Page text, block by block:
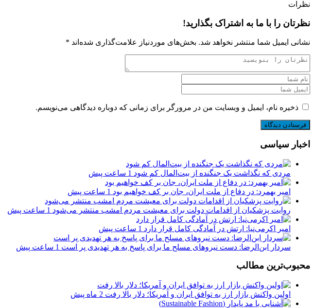
نظرات
نظرتان را با ما به اشتراک بگذارید!
نشانی ایمیل شما منتشر نخواهد شد. بخش‌های موردنیاز علامت‌گذاری شده‌اند *
ذخیره نام، ایمیل و وبسایت من در مرورگر برای زمانی که دوباره دیدگاهی می‌نویسم.
اخبار سیاسی
مردی که نگذاشت یک جنگنده از بیت‌المال کم شود 1 ساعت پیش
امیر بهمرد: در دفاع از ملت ایران، جان بر کف خواهیم بود 1 ساعت پیش
روایت پزشکیان از اقدامات دولت برای معیشت مردم امشب منتشر می‌شود 1 ساعت پیش
امیر اکرمی‌نیا: ارتش در آمادگی کامل قرار دارد 1 ساعت پیش
سردار ابن‌الرضا: دست نیروهای مسلح ما برای پاسخ به هر تهدیدی پر است 1 ساعت پیش
محبوب‌ترین مطالب
اولین واکنش بازار ارز به توافق ایران و آمریکا؛ دلار بالا رفت 2 ماه پیش